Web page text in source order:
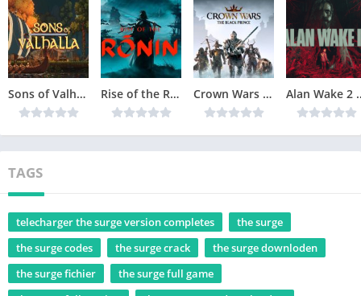
Sons of Valhalla Version Complète jeu pour PC Rise of the Ronin Version Complète jeu pour PC Crown Wars The Black Prince Version Complète jeu pour PC Alan Wake
TAGS
telecharger the surge version completes
the surge
the surge codes
the surge crack
the surge downloden
the surge fichier
the surge full game